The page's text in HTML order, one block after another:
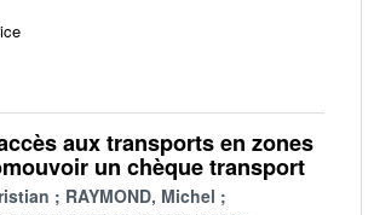
aux transports en zones
un chèque transport
RAYMOND, Michel